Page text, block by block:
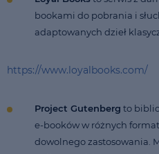
bookami do pobrania i
adaptowanych dzieł
https://www.loyalbooks.com/
Project Gutenberg to
e-booków w różnych
dowolnego zastosowania.